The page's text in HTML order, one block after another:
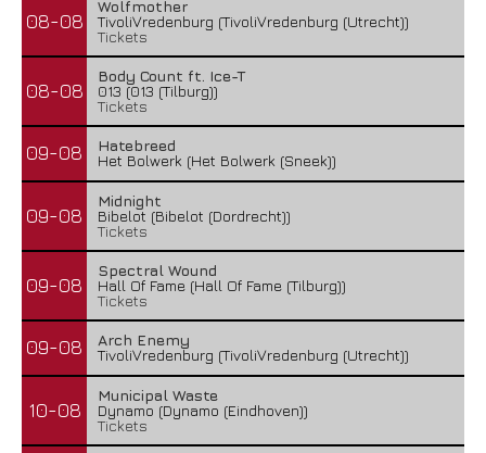
08-08
Wolfmother
TivoliVredenburg (TivoliVredenburg (Utrecht))
Tickets
08-08
Body Count ft. Ice-T
013 (013 (Tilburg))
Tickets
09-08
Hatebreed
Het Bolwerk (Het Bolwerk (Sneek))
09-08
Midnight
Bibelot (Bibelot (Dordrecht))
Tickets
09-08
Spectral Wound
Hall Of Fame (Hall Of Fame (Tilburg))
Tickets
09-08
Arch Enemy
TivoliVredenburg (TivoliVredenburg (Utrecht))
10-08
Municipal Waste
Dynamo (Dynamo (Eindhoven))
Tickets